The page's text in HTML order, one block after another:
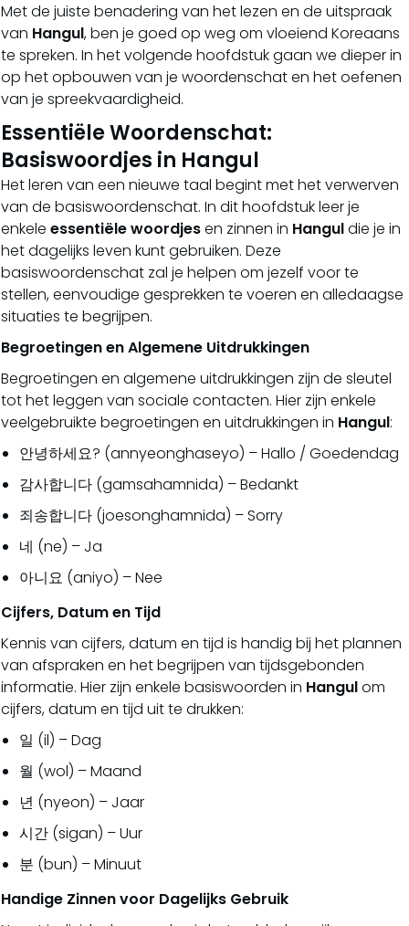
Met de juiste benadering van het lezen en de uitspraak
van Hangul, ben je goed op weg om vloeiend Koreaans
te spreken. In het volgende hoofdstuk gaan we dieper in
op het opbouwen van je woordenschat en het oefenen
van je spreekvaardigheid.
Essentiële Woordenschat:
Basiswoordjes in Hangul
Het leren van een nieuwe taal begint met het verwerven
van de basiswoordenschat. In dit hoofdstuk leer je
enkele essentiële woordjesen zinnen in Hanguldie je in
het dagelijks leven kunt gebruiken. Deze
basiswoordenschat zal je helpen om jezelf voor te
stellen, eenvoudige gesprekken te voeren en alledaagse
situaties te begrijpen.
Begroetingen en Algemene Uitdrukkingen
Begroetingen en algemene uitdrukkingen zijn de sleutel
tot het leggen van sociale contacten. Hier zijn enkele
veelgebruikte begroetingen en uitdrukkingen in Hangul:
안녕하세요? (annyeonghaseyo) – Hallo / Goedendag
감사합니다 (gamsahamnida) – Bedankt
죄송합니다 (joesonghamnida) – Sorry
네 (ne) – Ja
아니요 (aniyo) – Nee
Cijfers, Datum en Tijd
Kennis van cijfers, datum en tijd is handig bij het plannen
van afspraken en het begrijpen van tijdsgebonden
informatie. Hier zijn enkele basiswoorden in Hangulom
cijfers, datum en tijd uit te drukken:
일 (il) – Dag
월 (wol) – Maand
년 (nyeon) – Jaar
시간 (sigan) – Uur
분 (bun) – Minuut
Handige Zinnen voor Dagelijks Gebruik